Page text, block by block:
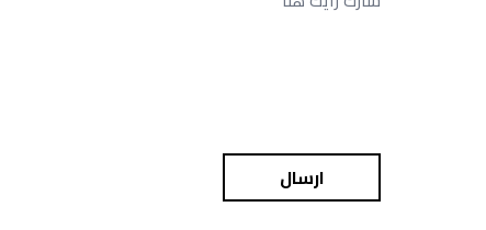
ارسال